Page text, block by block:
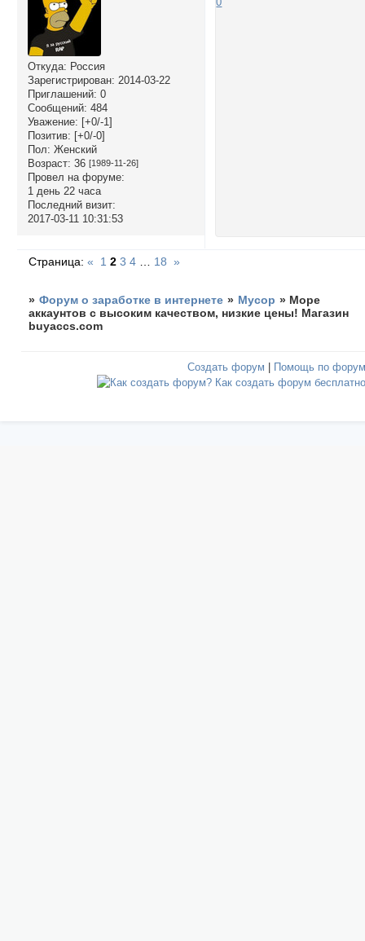
Откуда: Россия
Зарегистрирован: 2014-03-22
Приглашений: 0
Сообщений: 484
Уважение: [+0/-1]
Позитив: [+0/-0]
Пол: Женский
Возраст: 36 [1989-11-26]
Провел на форуме:
1 день 22 часа
Последний визит:
2017-03-11 10:31:53
Страница:« 1 2 3 4 18 »
» Форум о заработке в интернете » Мусор » Море
аккаунтов с высоким качеством, низкие цены! Магазин
buyaccs.com
Создать форум Помощь по